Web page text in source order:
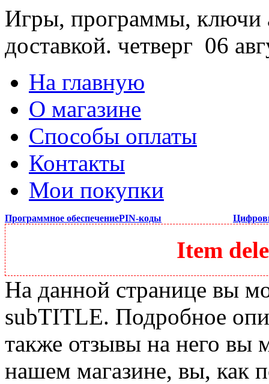
Игры, программы, ключи
доставкой. четверг 06
На главную
О магазине
Способы оплаты
Контакты
Мои покупки
Программное обеспечениеPIN-коды
Item
На данной странице вы
subTITLE. Подробное
также отзывы на него вы
нашем магазине, вы, как